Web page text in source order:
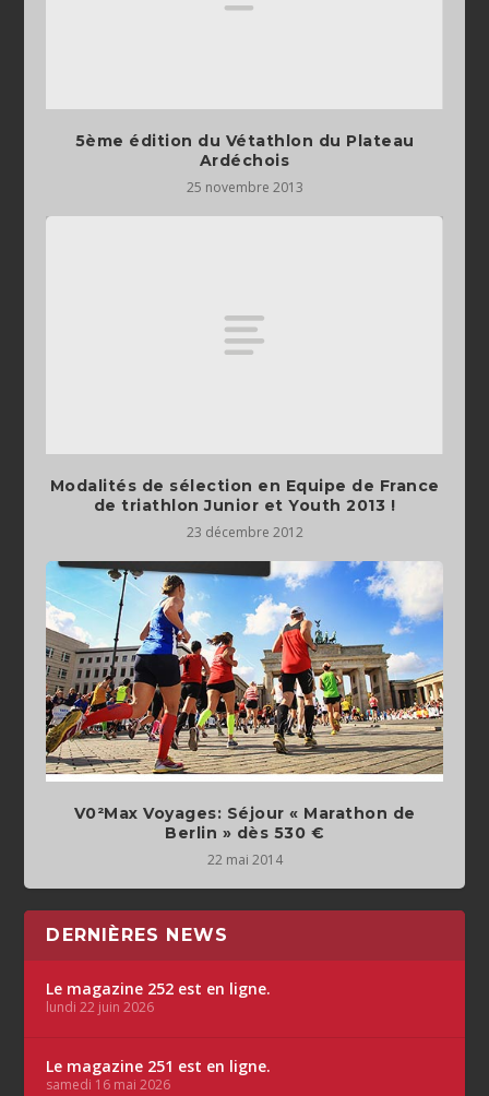
5ème édition du Vétathlon du Plateau
Ardéchois
25 novembre 2013
Modalités de sélection en Equipe de France
de triathlon Junior et Youth 2013 !
23 décembre 2012
V0²Max Voyages: Séjour « Marathon de
22 mai 2014
DERNIÈRES NEWS
Le magazine 252 est en ligne.
lundi 22 juin 2026
Le magazine 251 est en ligne.
samedi 16 mai 2026